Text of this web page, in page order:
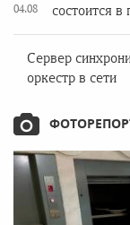
04.08
состоится
Сервер
оркестр в сети